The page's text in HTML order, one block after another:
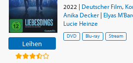
Leihen
2022 | Deutscher Film,
Anika Decker| Elyas
Lucie Heinze
DVD Blu-ray Stream